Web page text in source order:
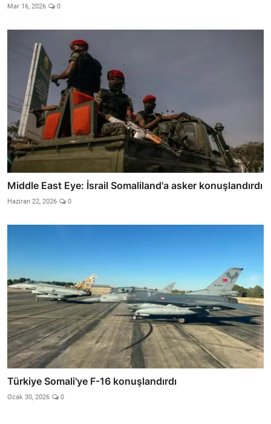
Mar 16, 2026 0
Middle East Eye: İsrail Somaliland'a asker konuşlandırdı
Haziran 22, 2026 0
Türkiye Somali'ye F-16 konuşlandırdı
Ocak 30, 2026 0